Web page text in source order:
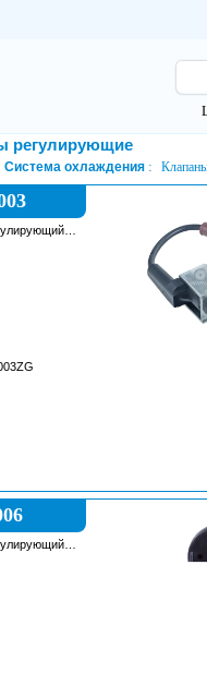
регулирующие
Система охлаждения